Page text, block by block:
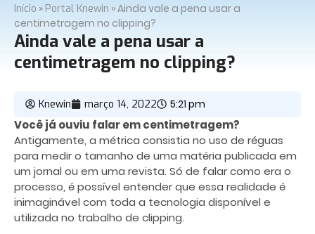
Início » Portal Knewin »Ainda vale a pena usar a
centimetragem no clipping?
Ainda vale a pena usar a
centimetragem no clipping?
Knewin março 14, 2022 5:21 pm
Você já ouviu falar em centimetragem?
Antigamente, a métrica consistia no uso de réguas
para medir o tamanho de uma matéria publicada em
um jornal ou em uma revista. Só de falar como era o
processo, é possível entender que essa realidade é
inimaginável com toda a tecnologia disponível e
utilizada no trabalho de clipping.